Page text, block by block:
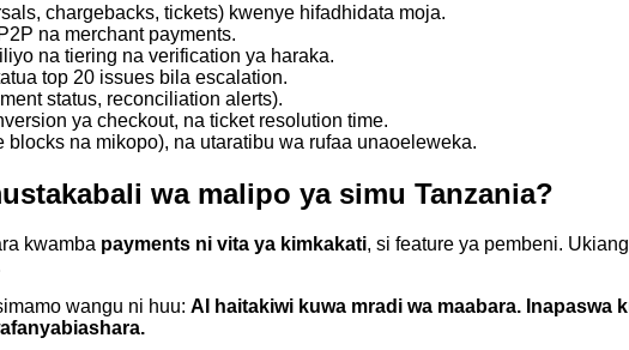
chargebacks, tickets) kwenye hifadhidata moja.
na merchant payments.
na tiering na verification ya haraka.
top 20 issues bila escalation.
status, reconciliation alerts).
ya checkout, na ticket resolution time.
na mikopo), na utaratibu wa rufaa unaoeleweka.
wa malipo ya simu Tanzania?
kwamba payments ni vita ya kimkakati, si feature ya pembeni.
wangu ni huu: AI haitakiwi kuwa mradi wa maabara. Inapaswa